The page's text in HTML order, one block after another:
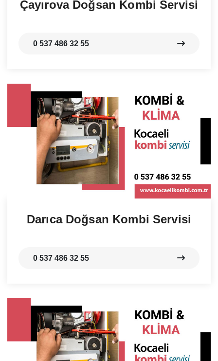
Çayırova Doğsan Kombi Servisi
0 537 486 32 55
Darıca Doğsan Kombi Servisi
0 537 486 32 55